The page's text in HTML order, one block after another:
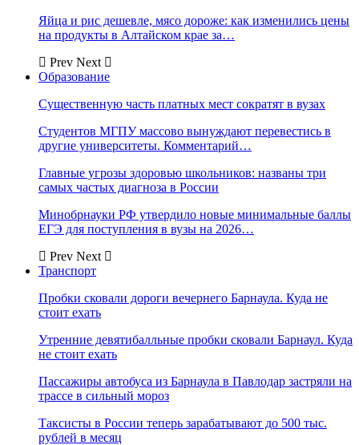
Яйца и рис дешевле, мясо дороже: как изменились цены
на продукты в Алтайском крае за…
Prev Next
Образование
Существенную часть платных мест сократят в вузах
Студентов МГПУ массово вынуждают перевестись в
другие университеты. Комментарий…
Главные угрозы здоровью школьников: названы три
самых частых диагноза в России
Минобрнауки РФ утвердило новые минимальные баллы
ЕГЭ для поступления в вузы на 2026…
Prev Next
Транспорт
Пробки сковали дороги вечернего Барнаула. Куда не
стоит ехать
Утренние девятибалльные пробки сковали Барнаул. Куда
не стоит ехать
Пассажиры автобуса из Барнаула в Павлодар застряли на
трассе в сильный мороз
Таксисты в России теперь зарабатывают до 500 тыс.
рублей в месяц